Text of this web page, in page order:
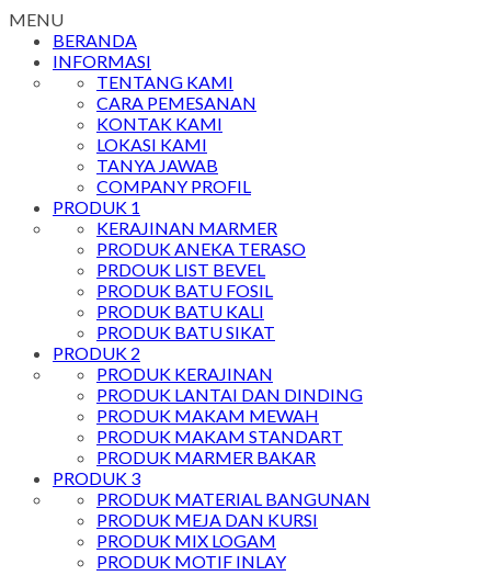
MENU
BERANDA
INFORMASI
TENTANG KAMI
CARA PEMESANAN
KONTAK KAMI
LOKASI KAMI
TANYA JAWAB
COMPANY PROFIL
PRODUK 1
KERAJINAN MARMER
PRODUK ANEKA TERASO
PRDOUK LIST BEVEL
PRODUK BATU FOSIL
PRODUK BATU KALI
PRODUK BATU SIKAT
PRODUK 2
PRODUK KERAJINAN
PRODUK LANTAI DAN DINDING
PRODUK MAKAM MEWAH
PRODUK MAKAM STANDART
PRODUK MARMER BAKAR
PRODUK 3
PRODUK MATERIAL BANGUNAN
PRODUK MEJA DAN KURSI
PRODUK MIX LOGAM
PRODUK MOTIF INLAY